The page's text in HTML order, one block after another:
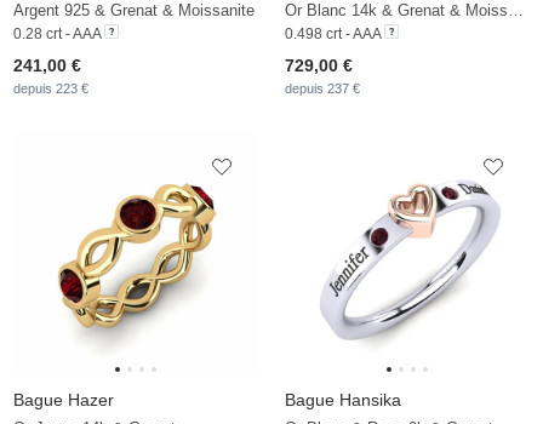
Argent 925 & Grenat & Moissanite
0.28 crt - AAA
241,00 €
depuis 223 €
Or Blanc 14k & Grenat & Moissanite
0.498 crt - AAA
729,00 €
depuis 237 €
Bague Hazer Bague Hansika